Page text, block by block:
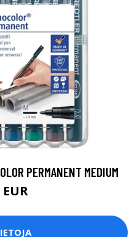
PERMANENT MEDIUM
EUR